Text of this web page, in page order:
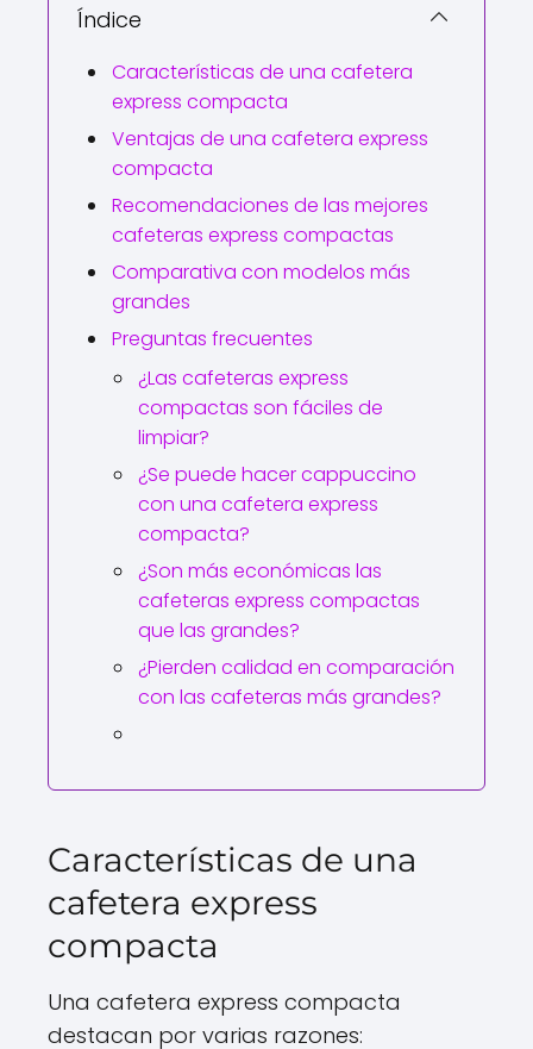
Índice
Características de una cafetera
express compacta
Ventajas de una cafetera express
compacta
Recomendaciones de las mejores
cafeteras express compactas
Comparativa con modelos más
grandes
Preguntas frecuentes
¿Las cafeteras express
compactas son fáciles de
limpiar?
¿Se puede hacer cappuccino
con una cafetera express
compacta?
¿Son más económicas las
cafeteras express compactas
que las grandes?
¿Pierden calidad en comparación
con las cafeteras más grandes?
Características de una
cafetera express
compacta
Una cafetera express compacta
destacan por varias razones: